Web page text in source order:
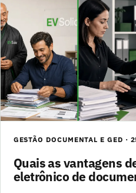
GESTÃO DOCUMENTAL E GED ·
Quais as vantagens
eletrônico de